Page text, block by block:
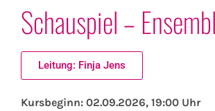
Schauspiel –
Leitung: Finja Jens
Kursbeginn: 02.09.2026, 19:00 Uhr